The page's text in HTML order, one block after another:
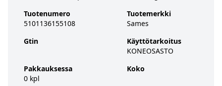
Tuotenumero
5101136155108
Gtin
Pakkauksessa
0 kpl
Tuotemerkki
Sames
Käyttötarkoitus
KONEOSASTO
Koko